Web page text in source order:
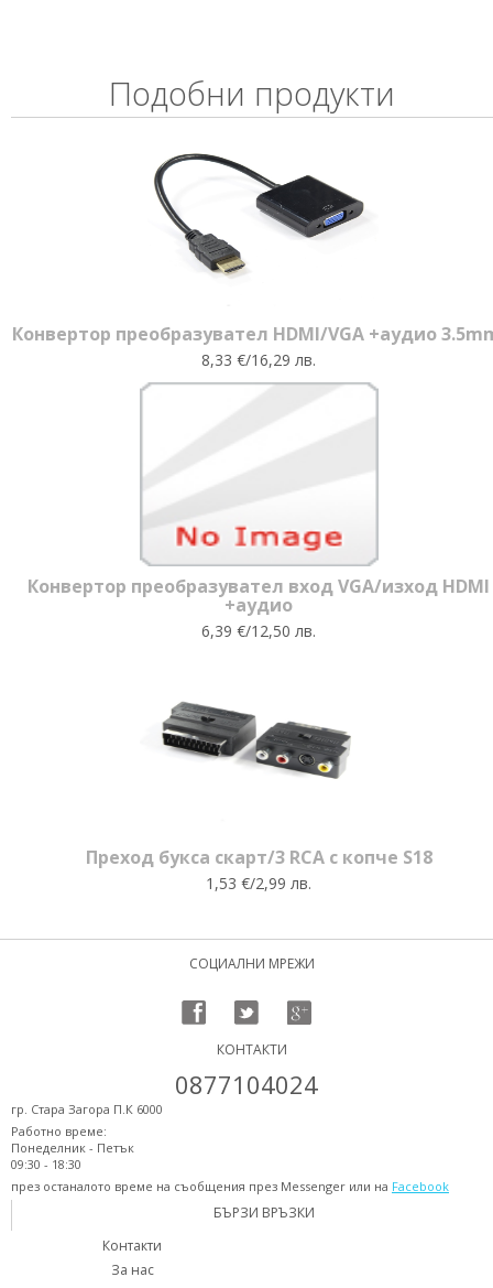
Подобни продукти
Конвертор преобразувател HDMI/VGA +аудио
8,33 €/16,29 лв.
Конвертор преобразувател вход VGA/изход HDMI
+аудио
6,39 €/12,50 лв.
Преход букса скарт/3 RCA с копче S18
1,53 €/2,99 лв.
СОЦИАЛНИ МРЕЖИ
КОНТАКТИ
0877104024
гр. Стара Загора П.К 6000
Работно време:
Понеделник - Петък
09:30 - 18:30
през останалото време на съобщения през Messenger или на Facebook
БЪРЗИ ВРЪЗКИ
Контакти
За нас